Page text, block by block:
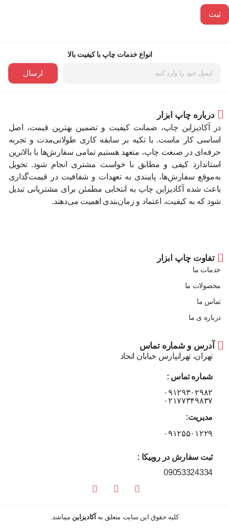
انواع خدمات چاپ با کیفیت بالا
ارسال
درباره چاپ ابزار
در آکادیزاین چاپ، ضمانت کیفیت و تضمین بهترین قیمت، اصل
اساسی کار ماست. با تکیه بر سابقه کاری طولانی‌مدت و تجربه
حرفه‌ای در صنعت چاپ، متعهد هستیم تمامی سفارش‌ها با بالاترین
استاندارد کیفی و مطابق با خواست مشتری انجام شود. تحویل
به‌موقع سفارش‌ها، پایبندی به تعهدات و شفافیت در قیمت‌گذاری
باعث شده آکادیزاین چاپ به انتخابی مطمئن برای مشتریانی تبدیل
شود که به کیفیت، اعتماد و زمان‌بندی اهمیت می‌دهند.
تفاوت چاپ ابزار
خدمات ما
محصولات ما
تماس ما
درباره ی ما
آدرس و شماره تماس
تهران، تهرانپارس خیابان اتحاد
شماره تماس :
۰۹۱۲۹۳۰۲۹۸۲
۰۲۱۷۷۳۴۹۸۳۷
مدیریت:
۰۹۱۲۵۵۰۱۲۲۹
ثبت سفارش در روبیکا :
09053324334
کلیه حقوق این سایت متعلق به آکادیزاین میباشد.